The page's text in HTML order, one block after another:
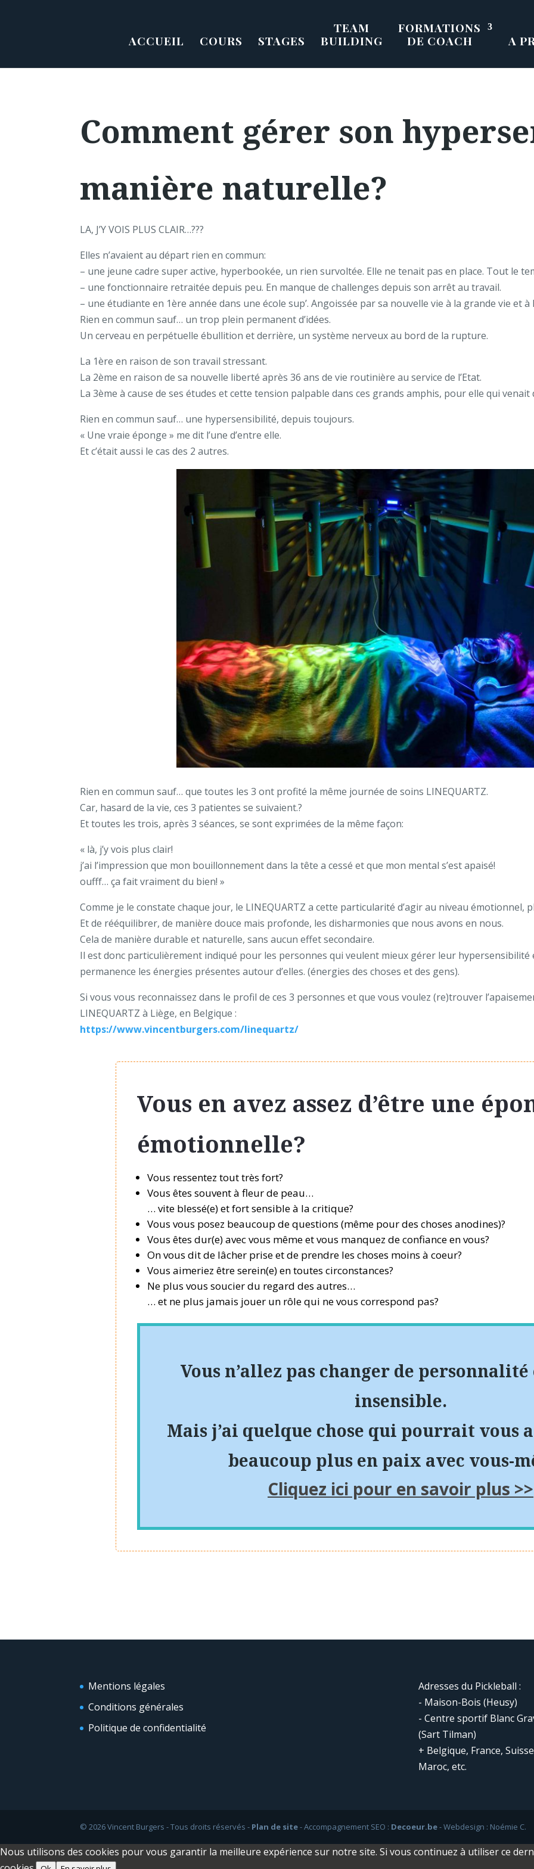
ACCUEIL COURS STAGES
TEAM
BUILDING
FORMATIONS
DE COACH
A
Comment gérer son
manière naturelle?
LA, J’Y VOIS PLUS CLAIR…???
Elles n’avaient au départ rien en commun:
– une jeune cadre super active, hyperbookée, un rien survoltée. Elle ne tenait pas en place. Tout le
– une fonctionnaire retraitée depuis peu. En manque de challenges depuis son arrêt au travail.
– une étudiante en 1ère année dans une école sup’. Angoissée par sa nouvelle vie à la grande vie et à
Rien en commun sauf… un trop plein permanent d’idées.
Un cerveau en perpétuelle ébullition et derrière, un système nerveux au bord de la rupture.
La 1ère en raison de son travail stressant.
La 2ème en raison de sa nouvelle liberté après 36 ans de vie routinière au service de l’Etat.
La 3ème à cause de ses études et cette tension palpable dans ces grands amphis, pour elle qui venait
Rien en commun sauf… une hypersensibilité, depuis toujours.
« Une vraie éponge » me dit l’une d’entre elle.
Et c’était aussi le cas des 2 autres.
Rien en commun sauf… que toutes les 3 ont profité la même journée de soins LINEQUARTZ.
Car, hasard de la vie, ces 3 patientes se suivaient.?
Et toutes les trois, après 3 séances, se sont exprimées de la même façon:
« là, j’y vois plus clair!
j’ai l’impression que mon bouillonnement dans la tête a cessé et que mon mental s’est apaisé!
oufff… ça fait vraiment du bien! »
Comme je le constate chaque jour, le LINEQUARTZ a cette particularité d’agir au niveau émotionnel,
Et de rééquilibrer, de manière douce mais profonde, les disharmonies que nous avons en nous.
Cela de manière durable et naturelle, sans aucun effet secondaire.
Il est donc particulièrement indiqué pour les personnes qui veulent mieux gérer leur
permanence les énergies présentes autour d’elles. (énergies des choses et des gens).
Si vous vous reconnaissez dans le profil de ces 3 personnes et que vous voulez (re)trouver
LINEQUARTZ à Liège, en Belgique :
https://www.vincentburgers.com/linequartz/
Vous en avez assez d’être une
émotionnelle?
Vous ressentez tout très fort?
Vous êtes souvent à fleur de peau…
… vite blessé(e) et fort sensible à la critique?
Vous vous posez beaucoup de questions (même pour des choses anodines)?
Vous êtes dur(e) avec vous même et vous manquez de confiance en vous?
On vous dit de lâcher prise et de prendre les choses moins à coeur?
Vous aimeriez être serein(e) en toutes circonstances?
Ne plus vous soucier du regard des autres…
… et ne plus jamais jouer un rôle qui ne vous correspond pas?
Vous n’allez pas changer de
insensible.
Mais j’ai quelque chose qui pourrait vous
beaucoup plus en paix avec vous-
Cliquez ici pour en savoir plus >>
Mentions légales
Conditions générales
Politique de confidentialité
Adresses du Pickleball :
- Maison-Bois (Heusy)
- Centre sportif Blanc
(Sart Tilman)
+ Belgique, France,
Maroc, etc.
© 2026 Vincent Burgers - Tous droits réservés - Plan de site- Accompagnement SEO : Decoeur.be- Webdesign : Noémie C.
Nous utilisons des cookies pour vous garantir la meilleure expérience sur notre site. Si vous continuez à utiliser ce